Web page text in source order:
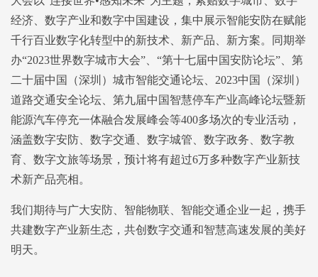
经济、数字产业和数字中国建设，集中展示智能安防在赋能
千行百业数字化转型中的新技术、新产品、新方案。同期举
办“2023世界数字城市大会”、“第十七届中国安防论坛”、第
二十届中国（深圳）城市智能交通论坛、2023中国（深圳）
道路交通安全论坛、第九届中国智慧停车产业高峰论坛暨新
能源汽车停充一体融合发展峰会等400多场次的专业活动，
涵盖数字安防、数字交通、数字城管、数字政务、数字教
育、数字文旅等场景，预计将有超过6万多种数字产业新技
术新产品亮相。
我们期待与广大安防、智能物联、智能交通企业一起，携手
共建数字产业新生态，共创数字交通和智慧高速发展的美好
明天。